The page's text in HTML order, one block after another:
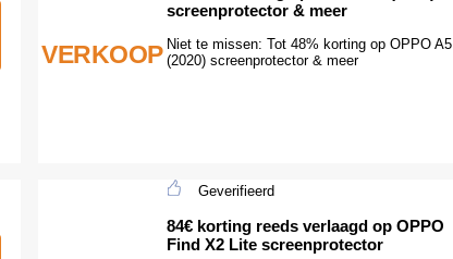
VERKOOP
screenprotector & meer
Niet te missen: Tot 48% korting op OPPO A5
(2020) screenprotector & meer
Geverifieerd
84€ korting reeds verlaagd op OPPO
Find X2 Lite screenprotector